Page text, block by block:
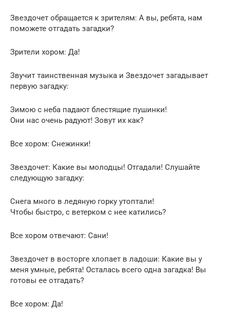
Звездочет обращается к зрителям: А вы, ребята, нам
поможете отгадать загадки?
Зрители хором: Да!
Звучит таинственная музыка и Звездочет загадывает
первую загадку:
Зимою с неба падают блестящие пушинки!
Они нас очень радуют! Зовут их как?
Все хором: Снежинки!
Звездочет: Какие вы молодцы! Отгадали! Слушайте
следующую загадку:
Снега много в ледяную горку утоптали!
Чтобы быстро, с ветерком с нее катились?
Все хором отвечают: Сани!
Звездочет в восторге хлопает в ладоши: Какие вы у
меня умные, ребята! Осталась всего одна загадка! Вы
готовы ее отгадать?
Все хором: Да!